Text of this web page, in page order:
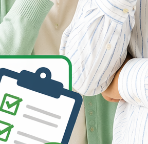
所得控除
扶養控除等申告書
除申告書
除申告書 還付
営業